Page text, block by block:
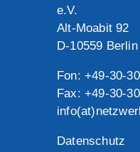
e.V.
Alt-Moabit 92
D-10559 Berlin
Fon: +49-30-
Fax: +49-30-
Datenschutz